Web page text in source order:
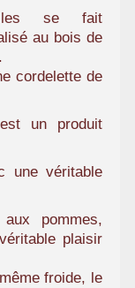
se fait
au bois de
cordelette de
un produit
une véritable
pommes,
plaisir
froide, le